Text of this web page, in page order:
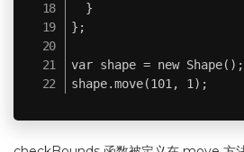
  }
};
var shape = new Shape();
shape.move(101, 1);